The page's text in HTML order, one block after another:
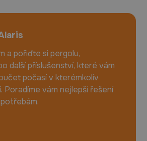
a pořiďte si pergolu,
další příslušenství, které vám
počasí v kterémkoliv
Poradíme vám nejlepší řešení